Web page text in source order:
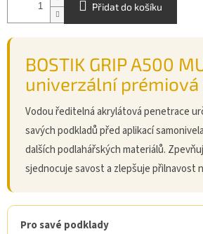
Přidat do košíku
BOSTIK GRIP A500
univerzální
Vodou ředitelná akrylátová penetrace
savých podkladů před aplikací
dalších podlahářských materiálů.
sjednocuje savost a zlepšuje přilnavost
Pro savé podklady